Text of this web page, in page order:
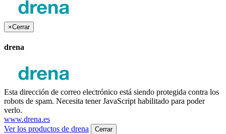
×Cerrar
drena
Esta dirección de correo electrónico está siendo protegida contra los
robots de spam. Necesita tener JavaScript habilitado para poder
verlo.
www.drena.es
Ver los productos de drena
Cerrar